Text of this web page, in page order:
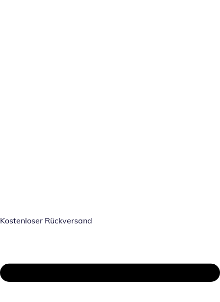
Kostenloser Rückversand